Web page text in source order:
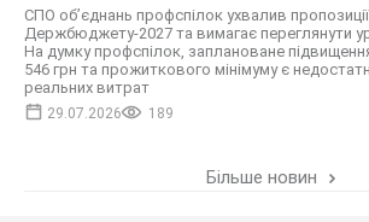
СПО об’єднань профспілок ухвалив
Держбюджету-2027 та вимагає переглянути
На думку профспілок, заплановане
546 грн та прожиткового мінімуму є
реальних витрат
29.07.2026 189
Більше новин